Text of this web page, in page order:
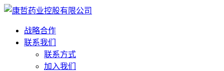
战略合作
联系我们
联系方式
加入我们